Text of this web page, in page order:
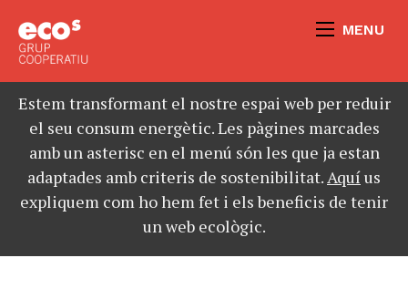
MENU
Estem transformant el nostre espai web per reduir
el seu consum energètic. Les pàgines marcades
amb un asterisc en el menú són les que ja estan
adaptades amb criteris de sostenibilitat.Aquíus
expliquem com ho hem fet i els beneficis de tenir
un web ecològic.